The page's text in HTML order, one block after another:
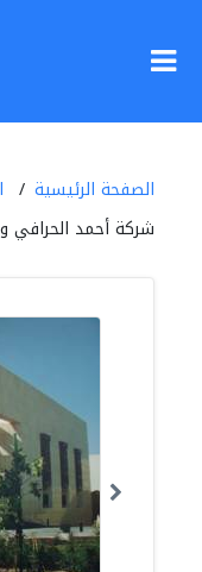
الصفحة الرئيسية
شركة أحمد الحرافي